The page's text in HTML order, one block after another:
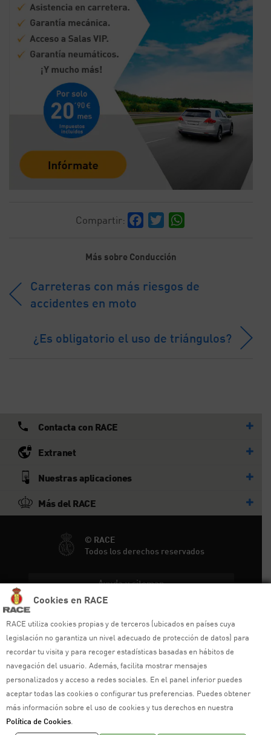
Cookies en RACE
RACE utiliza cookies propias y de terceros (ubicados en países cuya
legislación no garantiza un nivel adecuado de protección de datos) para
recordar tu visita y para recoger estadísticas basadas en hábitos de
navegación del usuario. Además, facilita mostrar mensajes
personalizados y acceso a redes sociales. En el panel inferior puedes
aceptar todas las cookies o configurar tus preferencias. Puedes obtener
más información sobre el uso de cookies y tus derechos en nuestra
Política de Cookies
Compartir: Facebook
Twitter
Más sobre Conducción
Carreteras con más riesgos de
accidentes en moto
¿Es obligatorio el uso de triángulos?
Contacta con RACE
Extranet
Nuestras aplicaciones
Más del RACE
© RACE
Todos los derechos reservados
Ayuda y sitemap
Política de privacidad
Política de cookies
Política de calidad